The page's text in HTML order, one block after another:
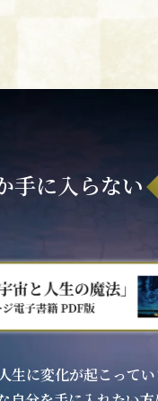
手に入らない
生に変化が起こってい